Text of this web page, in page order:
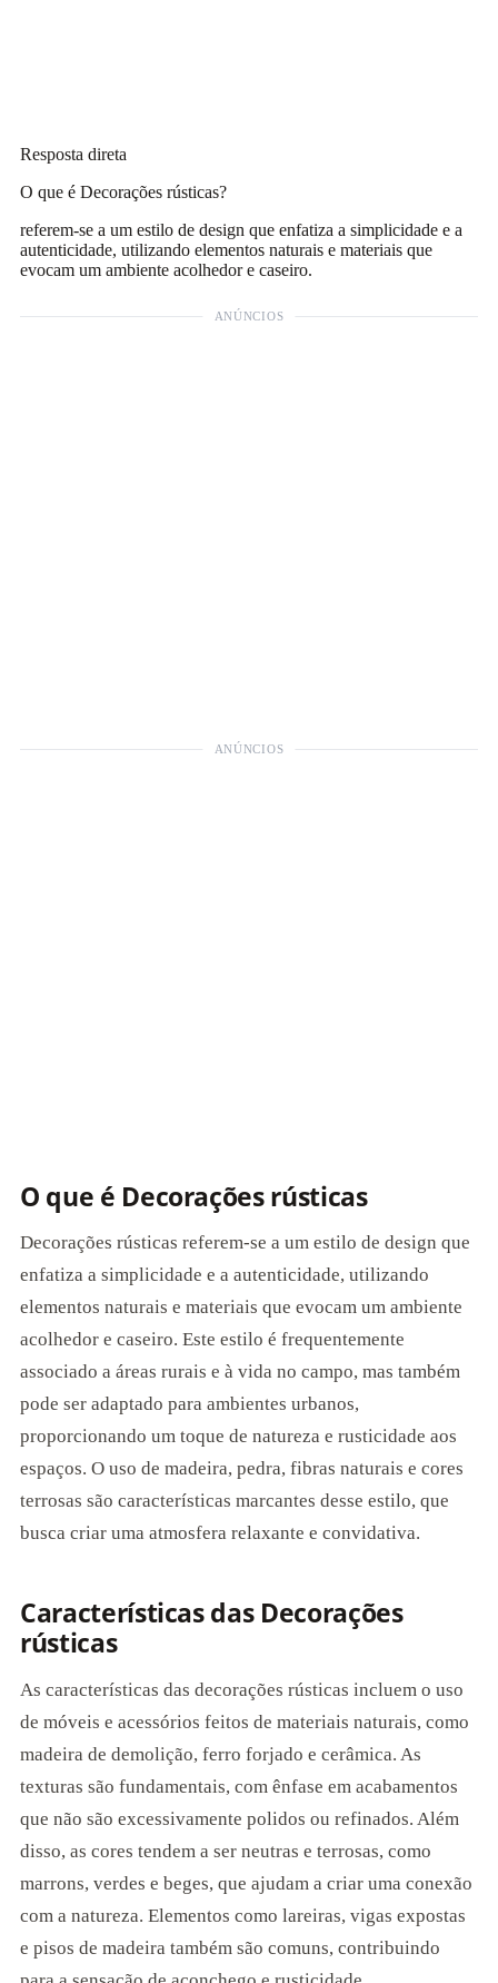
Resposta direta
O que é Decorações rústicas?
referem-se a um estilo de design que enfatiza a simplicidade e a
autenticidade, utilizando elementos naturais e materiais que
evocam um ambiente acolhedor e caseiro.
ANÚNCIOS
ANÚNCIOS
O que é Decorações rústicas
Decorações rústicas referem-se a um estilo de design que
enfatiza a simplicidade e a autenticidade, utilizando
elementos naturais e materiais que evocam um ambiente
acolhedor e caseiro. Este estilo é frequentemente
associado a áreas rurais e à vida no campo, mas também
pode ser adaptado para ambientes urbanos,
proporcionando um toque de natureza e rusticidade aos
espaços. O uso de madeira, pedra, fibras naturais e cores
terrosas são características marcantes desse estilo, que
busca criar uma atmosfera relaxante e convidativa.
Características das Decorações
rústicas
As características das decorações rústicas incluem o uso
de móveis e acessórios feitos de materiais naturais, como
madeira de demolição, ferro forjado e cerâmica. As
texturas são fundamentais, com ênfase em acabamentos
que não são excessivamente polidos ou refinados. Além
disso, as cores tendem a ser neutras e terrosas, como
marrons, verdes e beges, que ajudam a criar uma conexão
com a natureza. Elementos como lareiras, vigas expostas
e pisos de madeira também são comuns, contribuindo